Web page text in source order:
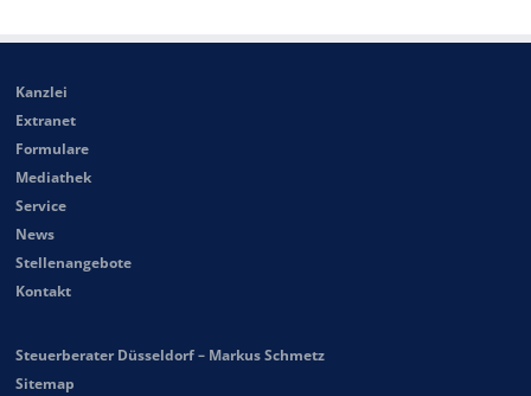
Kanzlei
Extranet
Formulare
Mediathek
Service
News
Stellenangebote
Kontakt
Steuerberater Düsseldorf – Markus Schmetz
Sitemap